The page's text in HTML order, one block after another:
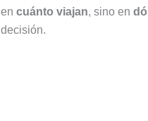
en cuánto viajan, sino en
decisión.